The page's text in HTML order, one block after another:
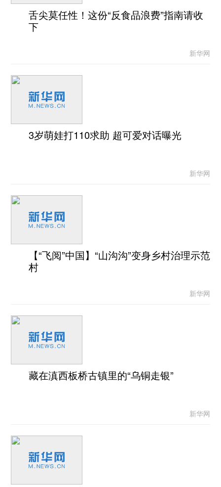
舌尖莫任性！这份“反食品浪费”指南请收
下
新华网
3岁萌娃打110求助 超可爱对话曝光
新华网
【“飞阅”中国】“山沟沟”变身乡村治理示范
村
新华网
藏在滇西板桥古镇里的“乌铜走银”
新华网